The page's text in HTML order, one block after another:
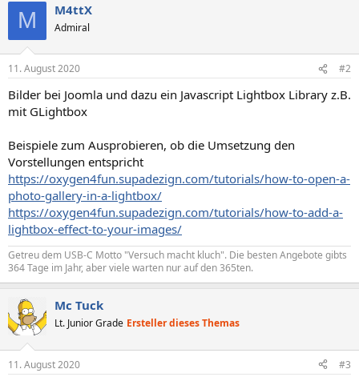
M M4ttX
Admiral
11. August 2020 #2
Bilder bei Joomla und dazu ein Javascript Lightbox Library z.B.
mit GLightbox
Beispiele zum Ausprobieren, ob die Umsetzung den
Vorstellungen entspricht
https://oxygen4fun.supadezign.com/tutorials/how-to-open-a-
photo-gallery-in-a-lightbox/
https://oxygen4fun.supadezign.com/tutorials/how-to-add-a-
lightbox-effect-to-your-images/
Getreu dem USB-C Motto "Versuch macht kluch". Die besten Angebote gibts
364 Tage im Jahr, aber viele warten nur auf den 365ten.
Mc Tuck
Lt. Junior Grade Ersteller dieses Themas
11. August 2020 #3